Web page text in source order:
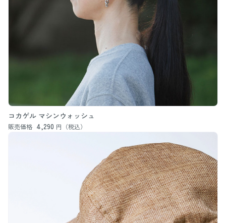
コカゲル マシンウォッシュ
販売価格 4,290 円（税込）